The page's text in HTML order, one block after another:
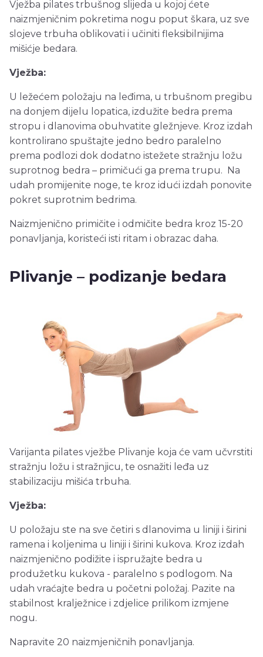
Vježba pilates trbušnog slijeda u kojoj ćete
naizmjeničnim pokretima nogu poput škara, uz sve
slojeve trbuha oblikovati i učiniti fleksibilnijima
mišićje bedara.
Vježba:
U ležećem položaju na leđima, u trbušnom pregibu
na donjem dijelu lopatica, izdužite bedra prema
stropu i dlanovima obuhvatite gležnjeve. Kroz izdah
kontrolirano spuštajte jedno bedro paralelno
prema podlozi dok dodatno istežete stražnju ložu
suprotnog bedra – primičući ga prema trupu. Na
udah promijenite noge, te kroz idući izdah ponovite
pokret suprotnim bedrima.
Naizmjenično primičite i odmičite bedra kroz 15-20
ponavljanja, koristeći isti ritam i obrazac daha.
Plivanje – podizanje bedara
Varijanta pilates vježbe Plivanje koja će vam učvrstiti
stražnju ložu i stražnjicu, te osnažiti leđa uz
stabilizaciju mišića trbuha.
Vježba:
U položaju ste na sve četiri s dlanovima u liniji i širini
ramena i koljenima u liniji i širini kukova. Kroz izdah
naizmjenično podižite i ispružajte bedra u
produžetku kukova - paralelno s podlogom. Na
udah vraćajte bedra u početni položaj. Pazite na
stabilnost kralježnice i zdjelice prilikom izmjene
nogu.
Napravite 20 naizmjeničnih ponavljanja.